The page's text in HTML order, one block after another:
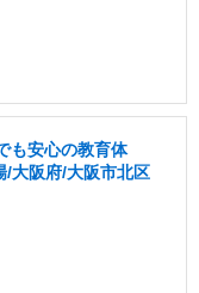
も安心の教育体
/大阪府/大阪市北区